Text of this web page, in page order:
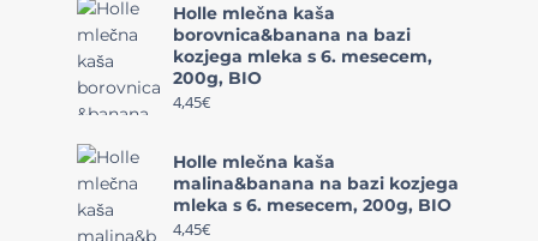
Holle mlečna kaša
borovnica&banana na bazi
kozjega mleka s 6. mesecem,
200g, BIO
4,45€
Holle mlečna kaša
malina&banana na bazi kozjega
mleka s 6. mesecem, 200g, BIO
4,45€